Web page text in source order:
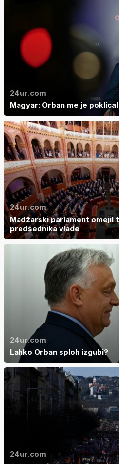
24ur.com
Magyar: Orban me je
24ur.com
Madžarski parlament omejil
predsednika vlade
24ur.com
Lahko Orban sploh izgubi?
24ur.com